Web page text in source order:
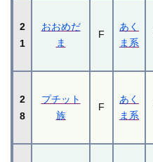
2
1
おおめだ
ま
F
あく
ま系
2
8
プチット
族
F
あく
ま系